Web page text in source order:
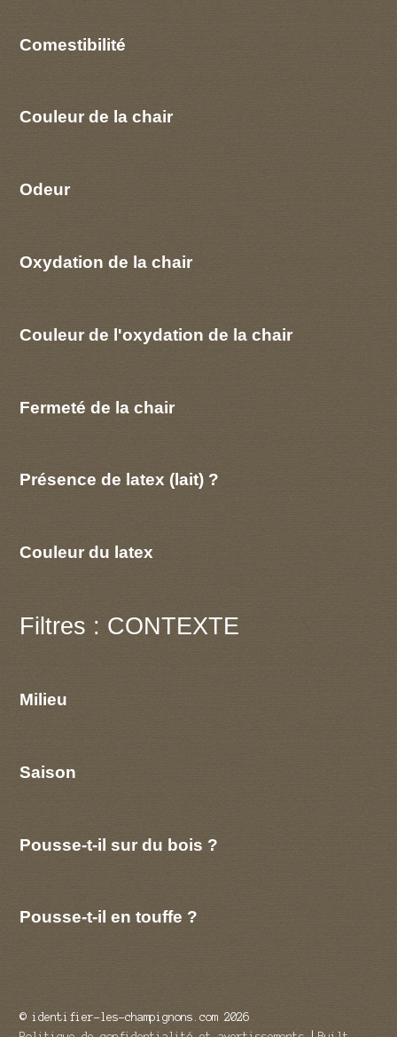
Comestibilité
Couleur de la chair
Odeur
Oxydation de la chair
Couleur de l'oxydation de la chair
Fermeté de la chair
Présence de latex (lait) ?
Couleur du latex
Filtres : CONTEXTE
Milieu
Saison
Pousse-t-il sur du bois ?
Pousse-t-il en touffe ?
© identifier-les-champignons.com 2026